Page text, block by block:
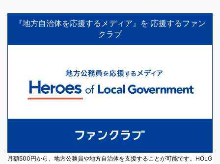
『地方自治体を応援するメディア』を 応援するファン
クラブ
月額500円から、地方公務員や地方自治体を支援することが可能です。HOLG